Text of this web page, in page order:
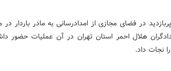
در فضای مجازی از امدادرسانی به مادر باردار